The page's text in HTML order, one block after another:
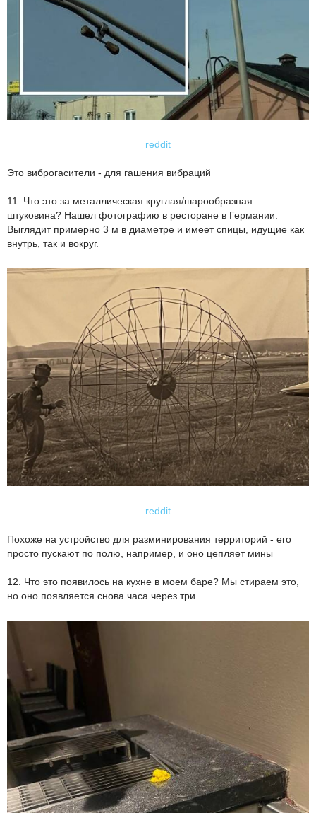
reddit
Это виброгасители - для гашения вибраций
11. Что это за металлическая круглая/шарообразная
штуковина? Нашел фотографию в ресторане в Германии.
Выглядит примерно 3 м в диаметре и имеет спицы, идущие как
внутрь, так и вокруг.
reddit
Похоже на устройство для разминирования территорий - его
просто пускают по полю, например, и оно цепляет мины
12. Что это появилось на кухне в моем баре? Мы стираем это,
но оно появляется снова часа через три